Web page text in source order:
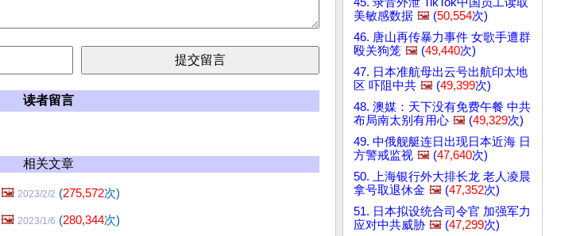
读者留言
相关文章
🖼️ 2023/2/2 (275,572次)
🖼️ 2023/1/6 (280,344次)
美敏感数据 🖼️ (50,554次)
46. 唐山再传暴力事件 女歌手遭群
殴关狗笼 🖼️ (49,440次)
47. 日本准航母出云号出航印太地
区 吓阻中共 🖼️ (49,399次)
48. 澳媒：天下没有免费午餐 中共
布局南太别有用心 🖼️ (49,329次)
49. 中俄舰艇连日出现日本近海 日
方警戒监视 🖼️ (47,640次)
50. 上海银行外大排长龙 老人凌晨
拿号取退休金 🖼️ (47,352次)
51. 日本拟设统合司令官 加强军力
应对中共威胁 🖼️ (47,299次)